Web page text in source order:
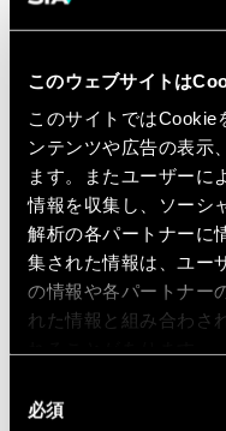
このウェブサイトは
このサイトではCookie
ンテンツや広告の表示
ます。またユーザーに
情報を収集し、ソーシ
解析の各パートナーに
集された情報は、ユー
の情報や各パートナー
れた情報と組み合わさ
必須
Vous serez
impliquer dans
cabinet, autour
Le
travers de
de travail, de
supports
opportunités